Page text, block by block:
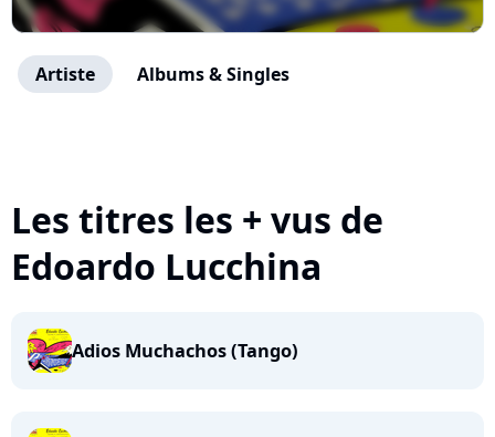
Artiste Albums & Singles
Les titres les + vus de
Edoardo Lucchina
Adios Muchachos (Tango)